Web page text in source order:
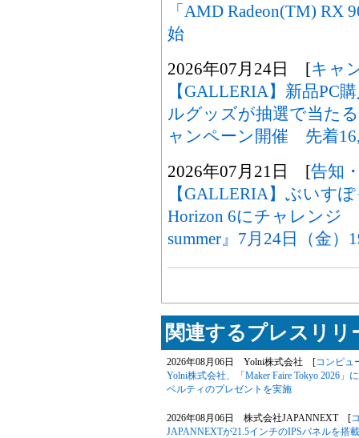
「AMD Radeon(TM) RX
始
2026年07月24日 [キャ
【GALLERIA】新品PC
ルグッズが抽選で当た
ャンペーン開催 先着
2026年07月21日 [告知
【GALLERIA】ぶいす
Horizon 6にチャレンジ
summer』7月24日（金）
関連するプレスリリ
2026年08月06日 Yolni株式会社 [コンピュ
Yolni株式会社、「Maker Faire Tokyo 2026
ベルティのプレゼントを実施
2026年08月06日 株式会社JAPANNEXT [
JAPANNEXTが21.5インチのIPSパネルを搭